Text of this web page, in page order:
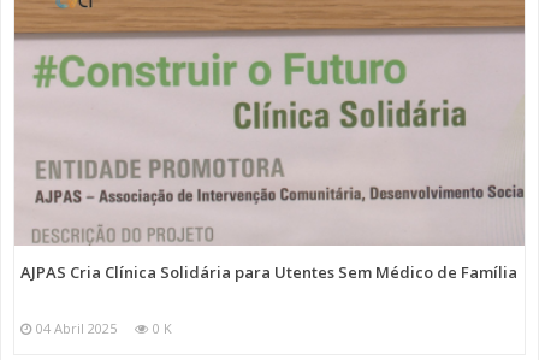
AJPAS Cria Clínica Solidária para Utentes Sem Médico de Família
04 Abril 2025 0 K